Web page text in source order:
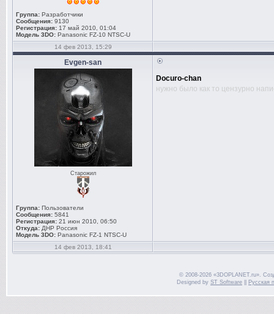
Группа: Разработчики
Сообщения: 9130
Регистрация: 17 май 2010, 01:04
Модель 3DO: Panasonic FZ-10 NTSC-U
14 фев 2013, 15:29
Evgen-san
Старожил
Группа: Пользователи
Сообщения: 5841
Регистрация: 21 июн 2010, 06:50
Откуда: ДНР Россия
Модель 3DO: Panasonic FZ-1 NTSC-U
Docuro-chan
нужно было как то цензурно
14 фев 2013, 18:41
© 2008-2026 «3DOPLANET.ru».
Designed by ST Software Русская